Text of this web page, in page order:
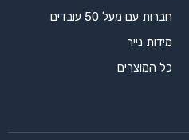
חברות עם מעל 50 עובדים
מידות נייר
כל המוצרים